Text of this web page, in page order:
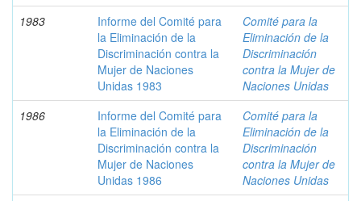
1983
Informe del Comité para
la Eliminación de la
Discriminación contra la
Mujer de Naciones
Unidas 1983
Comité para la
Eliminación de la
Discriminación
contra la Mujer de
Naciones Unidas
1986
Informe del Comité para
la Eliminación de la
Discriminación contra la
Mujer de Naciones
Unidas 1986
Comité para la
Eliminación de la
Discriminación
contra la Mujer de
Naciones Unidas